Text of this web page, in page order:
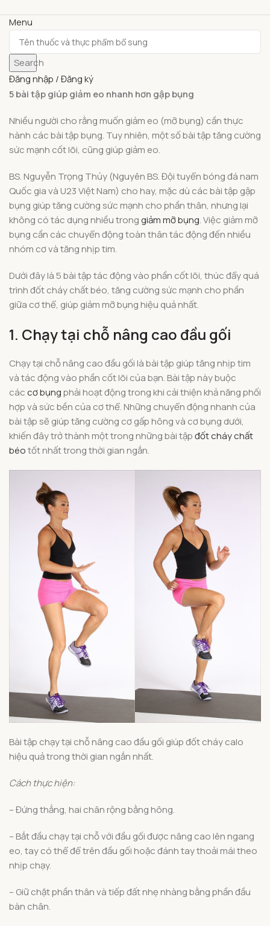
Menu
Search
Đăng nhập / Đăng ký
5 bài tập giúp giảm eo nhanh hơn gập bụng
Nhiều người cho rằng muốn giảm eo (mỡ bụng) cần thực
hành các bài tập bụng. Tuy nhiên, một số bài tập tăng cường
sức mạnh cốt lõi, cũng giúp giảm eo.
BS. Nguyễn Trọng Thủy (Nguyên BS. Đội tuyển bóng đá nam
Quốc gia và U23 Việt Nam) cho hay, mặc dù các bài tập gập
bụng giúp tăng cường sức mạnh cho phần thân, nhưng lại
không có tác dụng nhiều tronggiảm mỡ bụng. Việc giảm mỡ
bụng cần các chuyển động toàn thân tác động đến nhiều
nhóm cơ và tăng nhịp tim.
Dưới đây là 5 bài tập tác động vào phần cốt lõi, thúc đẩy quá
trình đốt cháy chất béo, tăng cường sức mạnh cho phần
giữa cơ thể, giúp giảm mỡ bụng hiệu quả nhất.
1. Chạy tại chỗ nâng cao đầu gối
Chạy tại chỗ nâng cao đầu gối là bài tập giúp tăng nhịp tim
và tác động vào phần cốt lõi của bạn. Bài tập này buộc
cáccơ bụngphải hoạt động trong khi cải thiện khả năng phối
hợp và sức bền của cơ thể. Những chuyển động nhanh của
bài tập sẽ giúp tăng cường cơ gấp hông và cơ bụng dưới,
khiến đây trở thành một trong những bài tậpđốt cháy chất
béotốt nhất trong thời gian ngắn.
Bài tập chạy tại chỗ nâng cao đầu gối giúp đốt cháy calo
hiệu quả trong thời gian ngắn nhất.
Cách thực hiện:
– Đứng thẳng, hai chân rộng bằng hông.
– Bắt đầu chạy tại chỗ với đầu gối được nâng cao lên ngang
eo, tay có thể để trên đầu gối hoặc đánh tay thoải mái theo
nhịp chạy.
– Giữ chặt phần thân và tiếp đất nhẹ nhàng bằng phần đầu
bàn chân.